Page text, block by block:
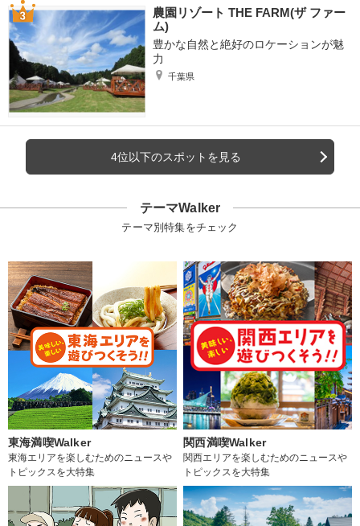
農園リゾート THE FARM(ザ ファー
ム)
豊かな自然と絶好のロケーションが魅
力
千葉県
4位以下のスポットを見る
テーマWalker
テーマ別特集をチェック
東海満喫Walker
東海エリアを楽しむためのニュースや
トピックスを大特集
関西満喫Walker
関西エリアを楽しむためのニュースや
トピックスを大特集